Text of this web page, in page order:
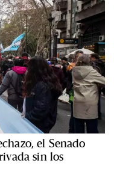
el Senado
sin los